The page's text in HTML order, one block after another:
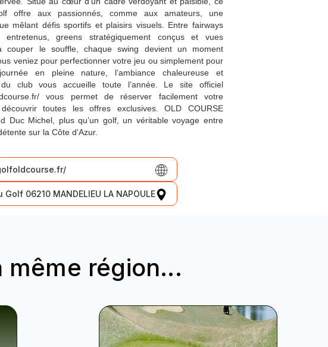
offre aux passionnés, comme aux amateurs, une
mêlant défis sportifs et plaisirs visuels. Entre fairways
entretenus, greens stratégiquement conçus et vues
couper le souffle, chaque swing devient un moment
veniez pour perfectionner votre jeu ou simplement pour
en pleine nature, l’ambiance chaleureuse et
du club vous accueille toute l’année. Le site officiel
vous permet de réserver facilement votre
toutes les offres exclusives. OLD COURSE
Duc Michel, plus qu’un golf, un véritable voyage entre
sur la Côte d’Azur.
06210 MANDELIEU LA NAPOULE
même région...